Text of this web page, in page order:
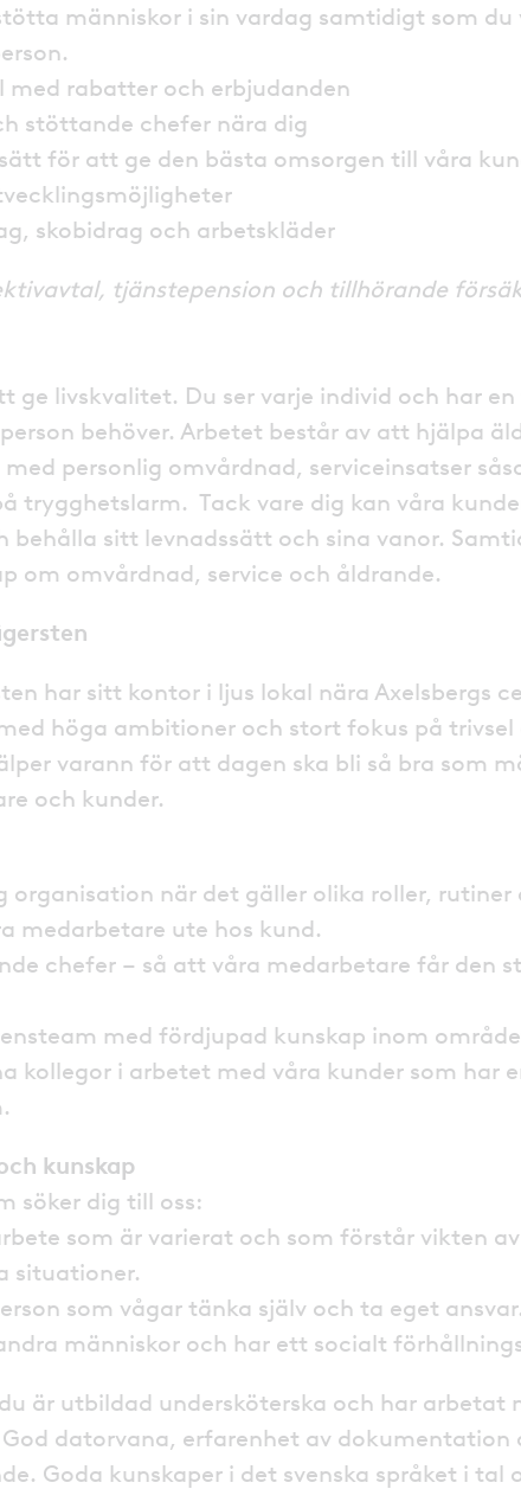
människor i sin vardag samtidigt som du
med rabatter och erbjudanden
stöttande chefer nära dig
för att ge den bästa omsorgen till våra
skobidrag och arbetskläder
tjänstepension och tillhörande
ge livskvalitet. Du ser varje individ och har
behöver. Arbetet består av att hjälpa
personlig omvårdnad, serviceinsatser
trygghetslarm. Tack vare dig kan våra
behålla sitt levnadssätt och sina vanor.
om omvårdnad, service och åldrande.
har sitt kontor i ljus lokal nära Axelsbergs
höga ambitioner och stort fokus på trivsel
varann för att dagen ska bli så bra som
och kunder.
organisation när det gäller olika roller, rutiner
medarbetare ute hos kund.
chefer – så att våra medarbetare får den
med fördjupad kunskap inom
kollegor i arbetet med våra kunder som har
kunskap
söker dig till oss:
som är varierat och som förstår vikten
situationer.
som vågar tänka själv och ta eget ansvar.
människor och har ett socialt
är utbildad undersköterska och har arbetat
datorvana, erfarenhet av dokumentation
Goda kunskaper i det svenska språket i tal